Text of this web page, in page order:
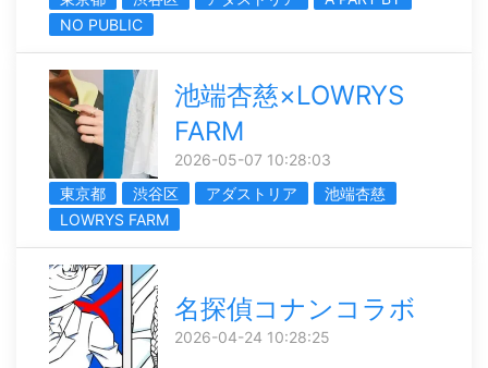
NO PUBLIC
池端杏慈×LOWRYS
FARM
2026-05-07 10:28:03
東京都
渋谷区 アダストリア
池端杏慈
LOWRYS FARM
名探偵コナンコラボ
2026-04-24 10:28:25